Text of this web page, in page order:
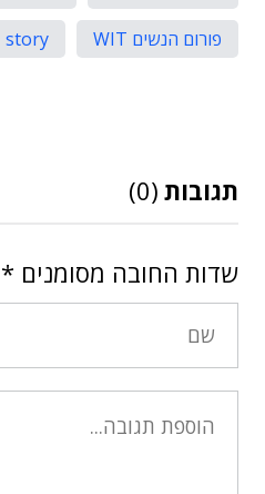
פורום הנשים WIT
story
תגובות (0)
שדות החובה מסומנים *